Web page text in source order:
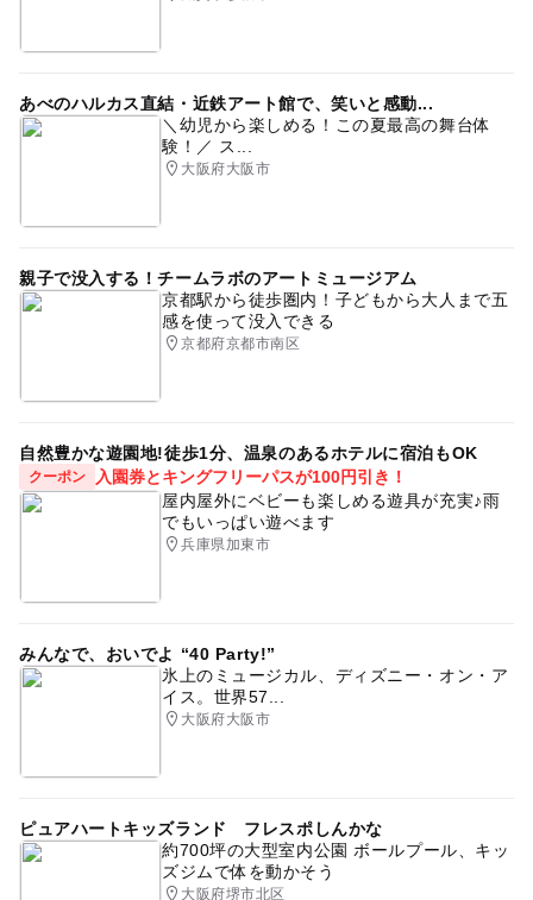
あべのハルカス直結・近鉄アート館で、笑いと感動...
＼幼児から楽しめる！この夏最高の舞台体
験！／ ス...
大阪府大阪市
親子で没入する！チームラボのアートミュージアム
京都駅から徒歩圏内！子どもから大人まで五
感を使って没入できる
京都府京都市南区
自然豊かな遊園地!徒歩1分、温泉のあるホテルに宿泊もOK
クーポン
入園券とキングフリーパスが100円引き！
屋内屋外にベビーも楽しめる遊具が充実♪雨
でもいっぱい遊べます
兵庫県加東市
みんなで、おいでよ “40 Party!”
氷上のミュージカル、ディズニー・オン・ア
イス。世界57...
大阪府大阪市
ピュアハートキッズランド フレスポしんかな
約700坪の大型室内公園 ボールプール、キッ
ズジムで体を動かそう
大阪府堺市北区